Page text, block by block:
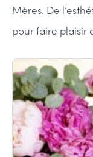
Mères. De
pour faire plaisir